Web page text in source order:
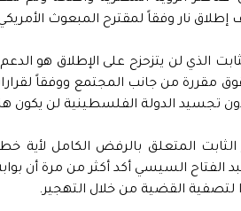
إطلاق نار وفقاً لمقترح المبعوث
الذي لن يتزحزح على الإطلاق هو
مقررة من جانب المجتمع ووفقاً لقرارات
تجسيد الدولة الفلسطينية لن يكون
الثابت المتعلق بالرفض الكامل
الفتاح السيسي أكد أكثر من مرة أن
لتصفية القضية من خلال التهجير.